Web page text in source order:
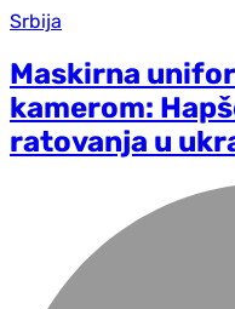
Srbija
Maskirna
kamerom:
ratovanja u